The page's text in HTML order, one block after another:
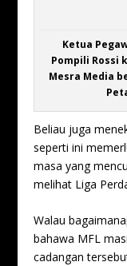
Ketua
Pompili Rossi
Mesra Media
Beliau juga
seperti ini
masa yang
melihat Liga
Walau
bahawa MFL
cadangan